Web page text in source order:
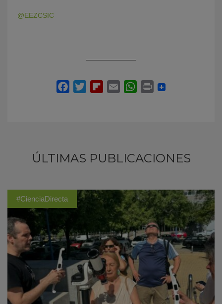
@EEZCSIC
ÚLTIMAS PUBLICACIONES
#CienciaDirecta